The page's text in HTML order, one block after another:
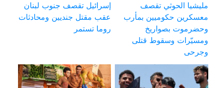
مليشيا الحوثي تقصف
معسكرين حكوميين بمأرب
وحضرموت بصواريخ
ومسيّرات وسقوط قتلى
وجرحى
إسرائيل تقصف جنوب لبنان
عقب مقتل جنديين ومحادثات
روما تستمر